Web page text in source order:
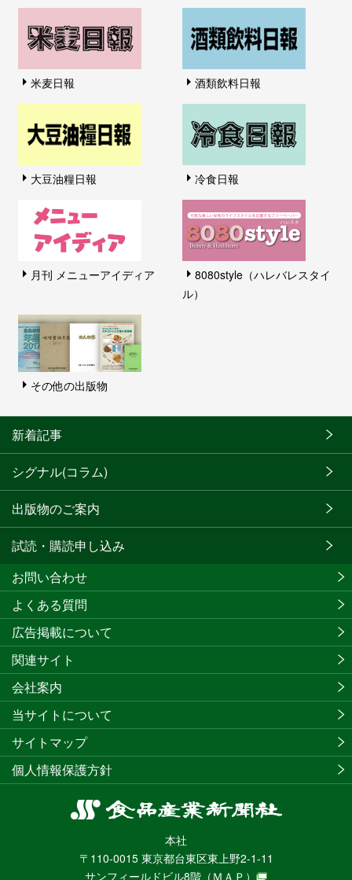
米麦日報 酒類飲料日報
大豆油糧日報 冷食日報
月刊 メニューアイディア
8080style（ハレバレスタイ
ル）
その他の出版物
新着記事
シグナル(コラム)
出版物のご案内
試読・購読申し込み
食
産
業
本社
〒110-0015 東京都台東区東上野2-1-11
サンフィールドビル8階 （ＭＡＰ）
お問い合わせ
よくある質問
広告掲載について
関連サイト
会社案内
当サイトについて
サイトマップ
個人情報保護方針